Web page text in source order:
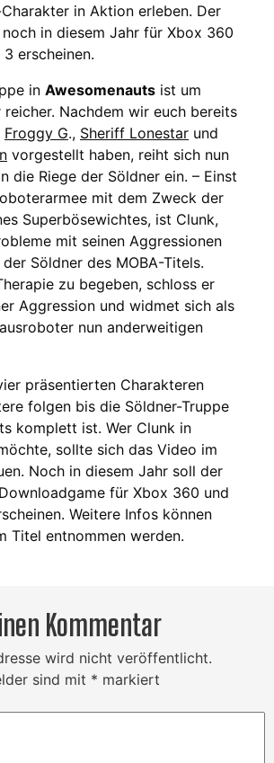
in Aktion erleben. Der
in diesem Jahr für Xbox 360
erscheinen.
in Awesomenauts ist um
reicher. Nachdem wir euch bereits
Froggy G., Sheriff Lonestar und
vorgestellt haben, reiht sich nun
die Riege der Söldner ein. – Einst
mit dem Zweck der
Superbösewichtes, ist Clunk,
mit seinen Aggressionen
Söldner des MOBA-Titels.
zu begeben, schloss er
Aggression und widmet sich als
nun anderweitigen
präsentierten Charakteren
folgen bis die Söldner-Truppe
komplett ist. Wer Clunk in
sollte sich das Video im
Noch in diesem Jahr soll der
für Xbox 360 und
Weitere Infos können
Titel entnommen werden.
Kommentar
wird nicht veröffentlicht.
sind mit * markiert